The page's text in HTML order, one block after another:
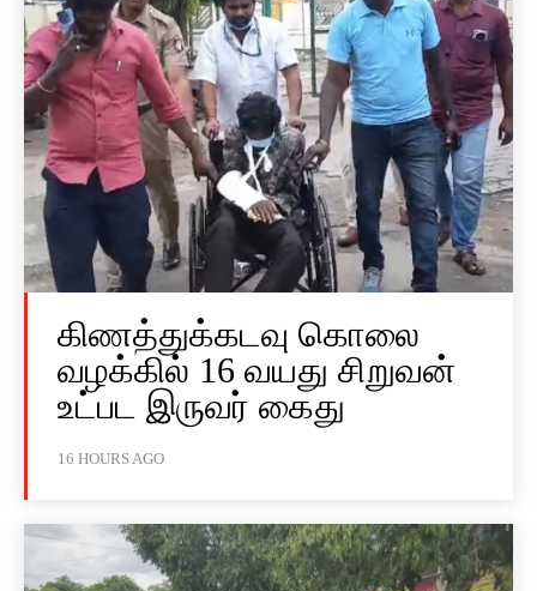
கிணத்துக்கடவு கொலை
வழக்கில் 16 வயது சிறுவன்
உட்பட இருவர் கைது
16 HOURS AGO